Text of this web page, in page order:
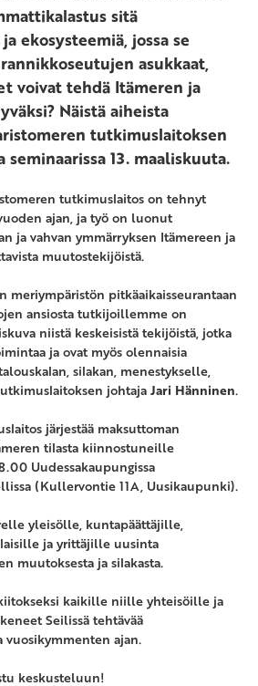
sitä
ekosysteemiä, jossa se
asukkaat,
voivat tehdä Itämeren ja
Näistä aiheista
tutkimuslaitoksen
seminaarissa 13. maaliskuuta.
tutkimuslaitos on tehnyt
ajan, ja työ on luonut
ja vahvan ymmärryksen Itämereen ja
muutostekijöistä.
meriympäristön pitkäaikaisseurantaan
ansiosta tutkijoillemme on
niistä keskeisistä tekijöistä, jotka
ja ovat myös olennaisia
silakan, menestykselle,
johtajaJari Hänninen.
järjestää maksuttoman
tilasta kiinnostuneille
Uudessakaupungissa
(Kullervontie 11A, Uusikaupunki).
yleisölle, kuntapäättäjille,
ja yrittäjille uusinta
muutoksesta ja silakasta.
kaikille niille yhteisöille ja
Seilissä tehtävää
ajan.
keskusteluun!